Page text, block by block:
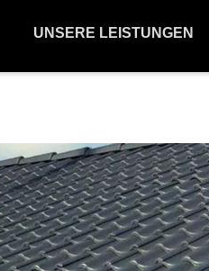
UNSERE LEISTUNGEN